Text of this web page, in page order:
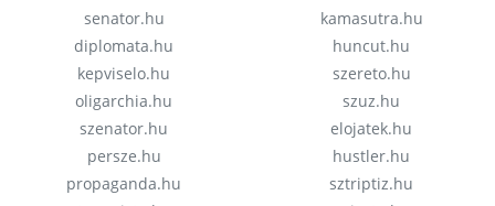
senator.hu
diplomata.hu
kepviselo.hu
oligarchia.hu
szenator.hu
persze.hu
propaganda.hu
kamasutra.hu
huncut.hu
szereto.hu
szuz.hu
elojatek.hu
hustler.hu
sztriptiz.hu